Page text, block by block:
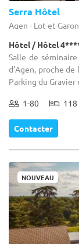
Serra Hôtel
Agen - Lot-et-
Hôtel / Hôtel
Salle de
d’Agen, proche
Parking du
1-80 118
Contacter
NOUVEAU